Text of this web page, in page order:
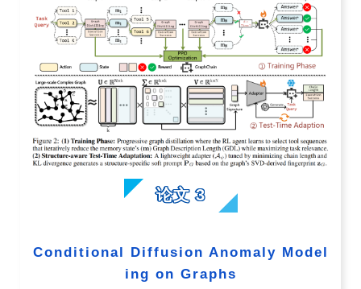
论文 3
Conditional Diffusion Anomaly Model
ing on Graphs